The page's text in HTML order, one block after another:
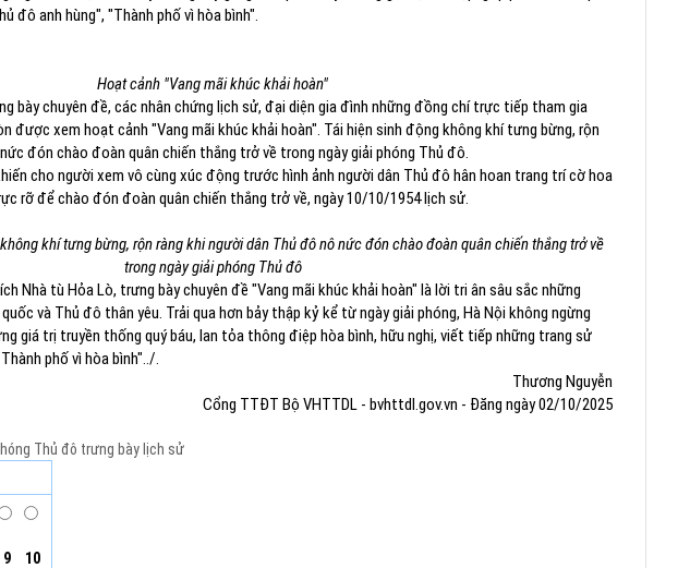
đô anh hùng", "Thành phố vì hòa bình".
Hoạt cảnh "Vang mãi khúc khải hoàn"
bày chuyên đề, các nhân chứng lịch sử, đại diện gia đình những đồng chí trực tiếp tham gia
được xem hoạt cảnh "Vang mãi khúc khải hoàn". Tái hiện sinh động không khí tưng bừng, rộn
đón chào đoàn quân chiến thắng trở về trong ngày giải phóng Thủ đô.
cho người xem vô cùng xúc động trước hình ảnh người dân Thủ đô hân hoan trang trí cờ hoa
rỡ để chào đón đoàn quân chiến thắng trở về, ngày 10/10/1954 lịch sử.
khí tưng bừng, rộn ràng khi người dân Thủ đô nô nức đón chào đoàn quân chiến thắng trở về
trong ngày giải phóng Thủ đô
Nhà tù Hỏa Lò, trưng bày chuyên đề "Vang mãi khúc khải hoàn" là lời tri ân sâu sắc những
và Thủ đô thân yêu. Trải qua hơn bảy thập kỷ kể từ ngày giải phóng, Hà Nội không ngừng
giá trị truyền thống quý báu, lan tỏa thông điệp hòa bình, hữu nghị, viết tiếp những trang sử
phố vì hòa bình"../.
Thương Nguyễn
Cổng TTĐT Bộ VHTTDL - bvhttdl.gov.vn - Đăng ngày 02/10/2025
Thủ đô trưng bày lịch sử
9 10